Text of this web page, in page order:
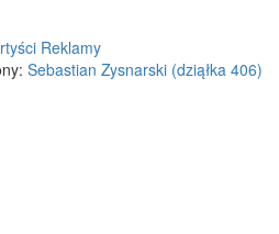
Reklamy
Sebastian Zysnarski (dziąłka 406)